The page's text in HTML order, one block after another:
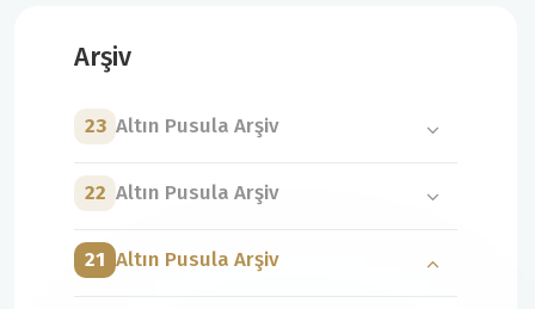
Arşiv
23 Altın Pusula Arşiv
22 Altın Pusula Arşiv
21 Altın Pusula Arşiv